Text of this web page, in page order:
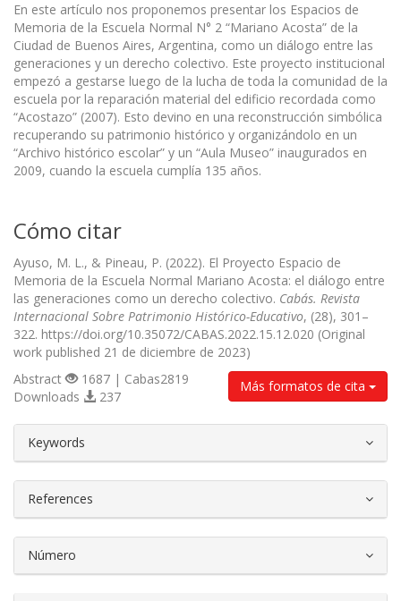
En este artículo nos proponemos presentar los Espacios de
Memoria de la Escuela Normal N° 2 “Mariano Acosta” de la
Ciudad de Buenos Aires, Argentina, como un diálogo entre las
generaciones y un derecho colectivo. Este proyecto institucional
empezó a gestarse luego de la lucha de toda la comunidad de la
escuela por la reparación material del edificio recordada como
“Acostazo” (2007). Esto devino en una reconstrucción simbólica
recuperando su patrimonio histórico y organizándolo en un
“Archivo histórico escolar” y un “Aula Museo” inaugurados en
2009, cuando la escuela cumplía 135 años.
Cómo citar
Ayuso, M. L., & Pineau, P. (2022). El Proyecto Espacio de
Memoria de la Escuela Normal Mariano Acosta: el diálogo entre
las generaciones como un derecho colectivo. Cabás. Revista
Internacional Sobre Patrimonio Histórico-Educativo, (28), 301–
322. https://doi.org/10.35072/CABAS.2022.15.12.020 (Original
work published 21 de diciembre de 2023)
Más formatos de cita
Abstract
1687 | Cabas2819
Downloads
237
Keywords
References
Número